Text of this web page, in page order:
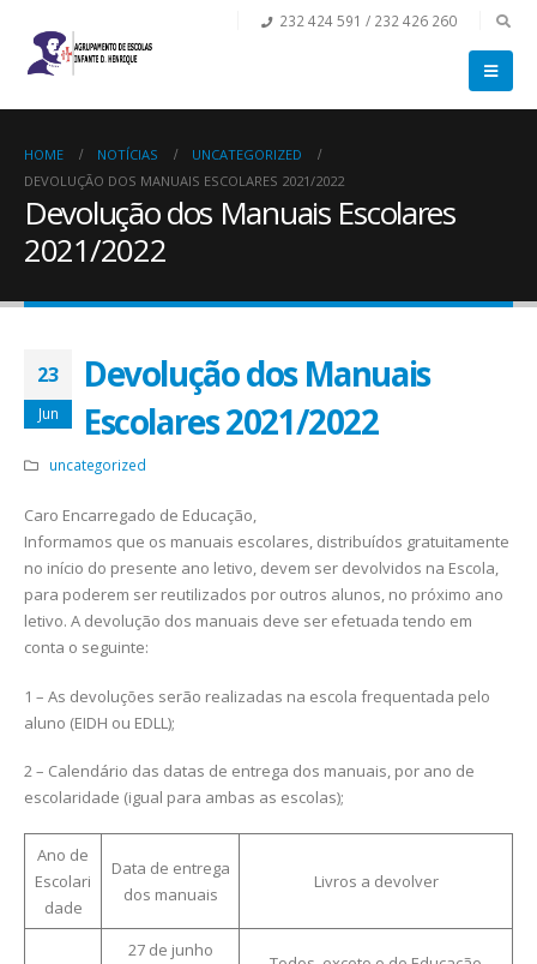
232 424 591 / 232 426 260
HOME NOTÍCIAS
UNCATEGORIZED
DEVOLUÇÃO DOS MANUAIS ESCOLARES 2021/2022
Devolução dos Manuais Escolares
2021/2022
23
Jun
Devolução dos Manuais
Escolares 2021/2022
uncategorized
Caro Encarregado de Educação,
Informamos que os manuais escolares, distribuídos gratuitamente
no início do presente ano letivo, devem ser devolvidos na Escola,
para poderem ser reutilizados por outros alunos, no próximo ano
letivo. A devolução dos manuais deve ser efetuada tendo em
conta o seguinte:
1 – As devoluções serão realizadas na escola frequentada pelo
aluno (EIDH ou EDLL);
2 – Calendário das datas de entrega dos manuais, por ano de
escolaridade (igual para ambas as escolas);
Ano de
Escolari
dade
Data de entrega
dos manuais
Livros a devolver
27 de junho